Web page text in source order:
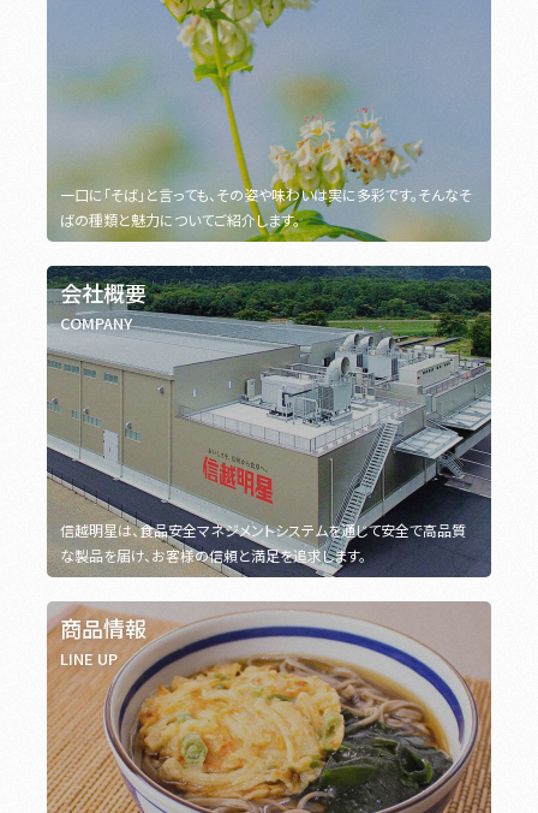
一口に「そば」と言っても、その姿や味わいは実に多彩です。そんなそ
ばの種類と魅力についてご紹介します。
会社概要
COMPANY
信越明星は、食品安全マネジメントシステムを通じて安全で高品質
な製品を届け、お客様の信頼と満足を追求します。
商品情報
LINE UP